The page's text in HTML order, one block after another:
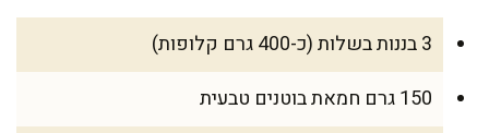
3 בננות בשלות (כ-400 גרם קלופות)
150 גרם חמאת בוטנים טבעית